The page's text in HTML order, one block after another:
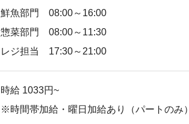
鮮魚部門 08:00～16:00
惣菜部門 08:00～11:30
レジ担当 17:30～21:00
時給 1033円~
※時間帯加給・曜日加給あり（パートのみ）